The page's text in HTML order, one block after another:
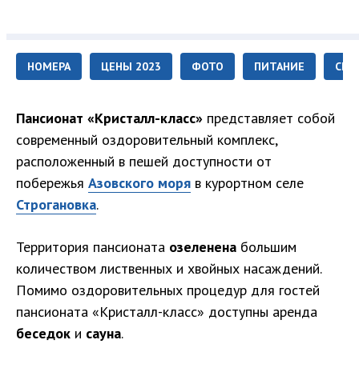
НОМЕРА ЦЕНЫ 2023 ФОТО ПИТАНИЕ
Пансионат «Кристалл-класс» представляет собой
современный оздоровительный комплекс,
расположенный в пешей доступности от
побережья Азовского моря в курортном селе
Строгановка.
Территория пансионата озеленена большим
количеством лиственных и хвойных насаждений.
Помимо оздоровительных процедур для гостей
пансионата «Кристалл-класс» доступны аренда
беседок и сауна.